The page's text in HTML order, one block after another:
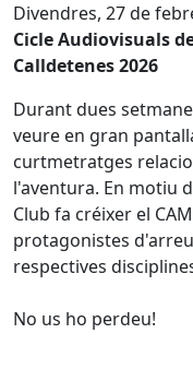
Divendres, 27 de
Cicle Audiovisuals
Calldetenes 2026
Durant dues
veure en gran
curtmetratges
l'aventura. En motiu
Club fa créixer el
protagonistes
respectives
No us ho perdeu!